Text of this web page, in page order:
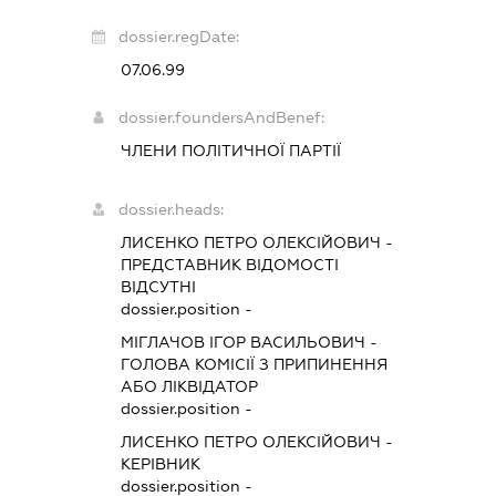
dossier.regDate:
07.06.99
dossier.foundersAndBenef:
ЧЛЕНИ ПОЛІТИЧНОЇ ПАРТІЇ
dossier.heads:
ЛИСЕНКО ПЕТРО ОЛЕКСІЙОВИЧ -
ПРЕДСТАВНИК ВІДОМОСТІ
ВІДСУТНІ
dossier.position -
МІГЛАЧОВ ІГОР ВАСИЛЬОВИЧ -
ГОЛОВА КОМІСІЇ З ПРИПИНЕННЯ
АБО ЛІКВІДАТОР
dossier.position -
ЛИСЕНКО ПЕТРО ОЛЕКСІЙОВИЧ -
КЕРІВНИК
dossier.position -